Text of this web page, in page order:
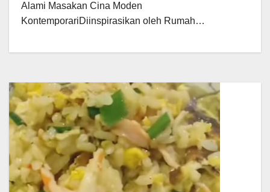
Alami Masakan Cina Moden
KontemporariDiinspirasikan oleh Rumah…